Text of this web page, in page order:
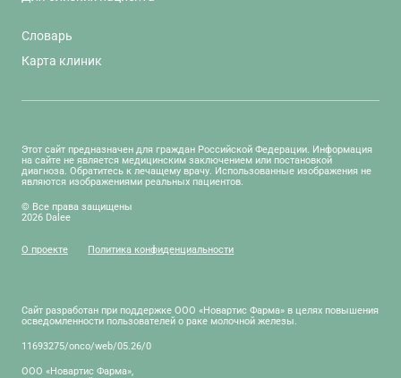
Словарь
Карта клиник
Этот сайт предназначен для граждан Российской Федерации. Информация
на сайте не является медицинским заключением или постановкой
диагноза. Обратитесь к лечащему врачу. Использованные изображения не
являются изображениями реальных пациентов.
© Все права защищены
2026 Dalee
О проекте Политика конфиденциальности
Сайт разработан при поддержке ООО «Новартис Фарма» в целях повышения
осведомленности пользователей о раке молочной железы.
11693275/onco/web/05.26/0
ООО «Новартис Фарма»,